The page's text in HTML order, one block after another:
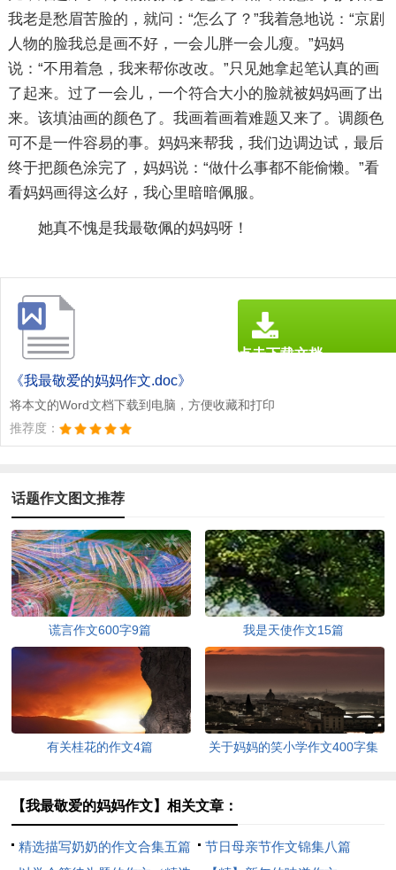
我老是愁眉苦脸的，就问：“怎么了？”我着急地说：“京剧
人物的脸我总是画不好，一会儿胖一会儿瘦。”妈妈
说：“不用着急，我来帮你改改。”只见她拿起笔认真的画
了起来。过了一会儿，一个符合大小的脸就被妈妈画了出
来。该填油画的颜色了。我画着画着难题又来了。调颜色
可不是一件容易的事。妈妈来帮我，我们边调边试，最后
终于把颜色涂完了，妈妈说：“做什么事都不能偷懒。”看
看妈妈画得这么好，我心里暗暗佩服。
她真不愧是我最敬佩的妈妈呀！
《我最敬爱的妈妈作文.doc》
将本文的Word文档下载到电脑，方便收藏和打印
推荐度：
点击下载文档
话题作文图文推荐
谎言作文600字9篇 我是天使作文15篇
有关桂花的作文4篇
关于妈妈的笑小学作文400字集
【我最敬爱的妈妈作文】相关文章：
精选描写奶奶的作文合集五篇
节日母亲节作文锦集八篇